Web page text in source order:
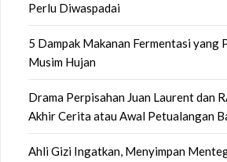
Perlu Diwaspadai
5 Dampak Makanan Fermentasi yang
Musim Hujan
Drama Perpisahan Juan Laurent dan
Akhir Cerita atau Awal Petualangan
Ahli Gizi Ingatkan, Menyimpan